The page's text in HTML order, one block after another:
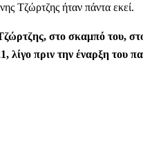
Τζώρτζης ήταν πάντα εκεί.
στο σκαμπό του,
λίγο πριν την έναρξη του